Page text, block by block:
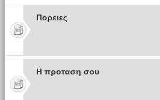
Πoρειες
Η προταση σου